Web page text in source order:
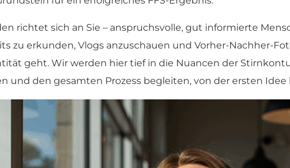
richtet sich an Sie – anspruchsvolle, gut informierte
zu erkunden, Vlogs anzuschauen und Vorher-Nachher-
geht. Wir werden hier tief in die Nuancen der
und den gesamten Prozess begleiten, von der ersten